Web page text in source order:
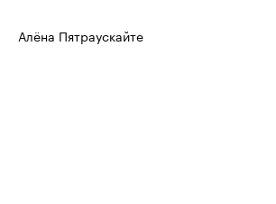
Алёна Пятраускайте